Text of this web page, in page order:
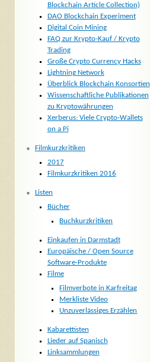
Blockchain Article Collection)
DAO Blockchain Experiment
Digital Coin Mining
FAQ zur Krypto-Kauf / Krypto
Trading
Große Crypto Currency Hacks
Lightning Network
Überblick Blockchain Konsortien
Wissenschaftliche Publikationen
zu Kryptowährungen
Xerberus: Viele Crypto-Wallets
on a Pi
Filmkurzkritiken
2017
Filmkurzkritiken 2016
Listen
Bücher
Buchkurzkritiken
Einkaufen in Darmstadt
Europäische / Open Source
Software-Produkte
Filme
Filmverbote in Karfreitag
Merkliste Video
Unzuverlässiges Erzählen
Kabarettisten
Lieder auf Spanisch
Linksammlungen